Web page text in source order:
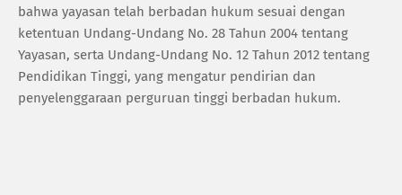
bahwa yayasan telah berbadan hukum sesuai dengan
ketentuan Undang-Undang No. 28 Tahun 2004 tentang
Yayasan, serta Undang-Undang No. 12 Tahun 2012 tentang
Pendidikan Tinggi, yang mengatur pendirian dan
penyelenggaraan perguruan tinggi berbadan hukum.